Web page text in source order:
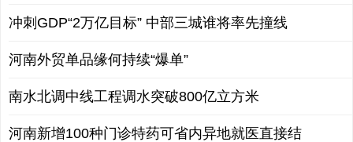
冲刺GDP“2万亿目标” 中部三城谁将率先撞线
河南外贸单品缘何持续“爆单”
南水北调中线工程调水突破800亿立方米
河南新增100种门诊特药可省内异地就医直接结